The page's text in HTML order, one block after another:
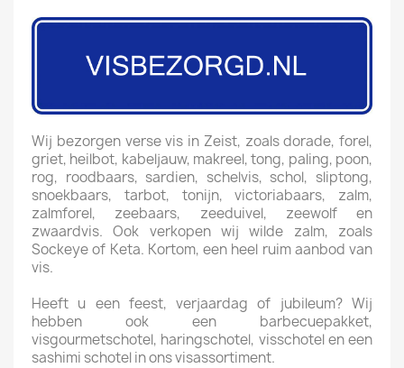
Wij bezorgen verse vis in Zeist, zoals dorade, forel,
griet, heilbot, kabeljauw, makreel, tong, paling, poon,
rog, roodbaars, sardien, schelvis, schol, sliptong,
snoekbaars, tarbot, tonijn, victoriabaars, zalm,
zalmforel, zeebaars, zeeduivel, zeewolf en
zwaardvis. Ook verkopen wij wilde zalm, zoals
Sockeye of Keta. Kortom, een heel ruim aanbod van
vis.
Heeft u een feest, verjaardag of jubileum? Wij
hebben ook een barbecuepakket,
visgourmetschotel, haringschotel, visschotel en een
sashimi schotel in ons visassortiment.